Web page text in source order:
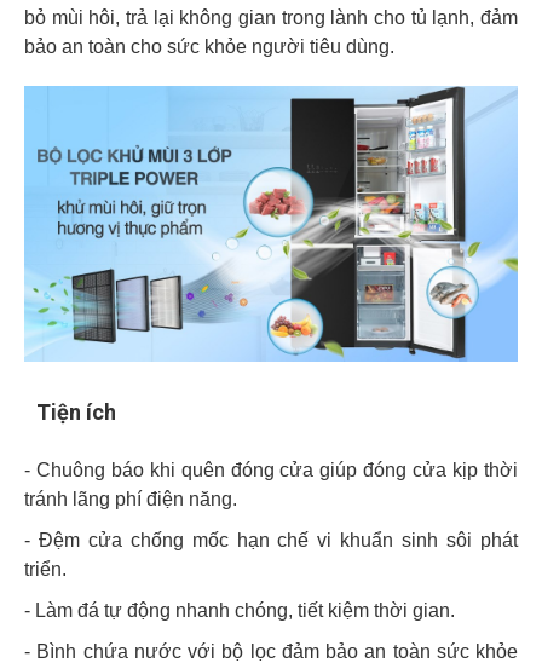
bỏ mùi hôi, trả lại không gian trong lành cho tủ lạnh, đảm
bảo an toàn cho sức khỏe người tiêu dùng.
Tiện ích
- Chuông báo khi quên đóng cửa giúp đóng cửa kịp thời
tránh lãng phí điện năng.
- Đệm cửa chống mốc hạn chế vi khuẩn sinh sôi phát
triển.
- Làm đá tự động nhanh chóng, tiết kiệm thời gian.
- Bình chứa nước với bộ lọc đảm bảo an toàn sức khỏe